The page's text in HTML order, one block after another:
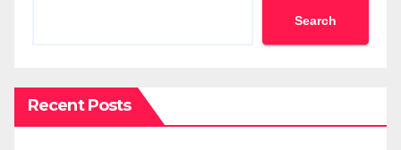
Search
Recent Posts